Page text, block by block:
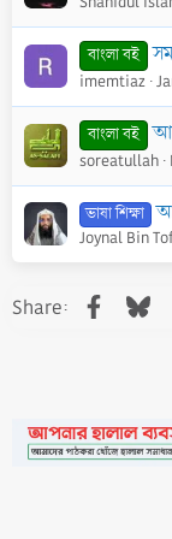
বাংলা বই
imemtiaz
বাংলা বই
soreatullah
ভাষা শিক্ষা
Joynal Bin
Share: